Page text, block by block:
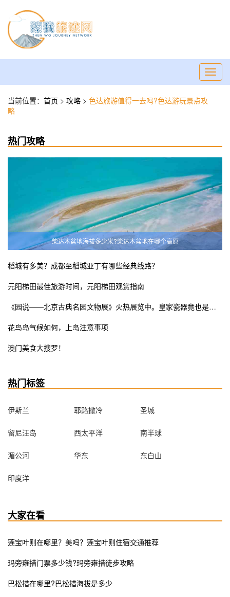
当前位置： 首页 > 攻略 > 色达旅游值得一去吗?色达游玩景点攻
略
热门攻略
柴达木盆地海拔多少米?柴达木盆地在哪个高原
稻城有多美？成都至稻城亚丁有哪些经典线路？
元阳梯田最佳旅游时间，元阳梯田观赏指南
《园说——北京古典名园文物展》火热展览中。皇家瓷器竟也是少女粉ins风？错过这次展览遗憾终生
花鸟岛气候如何，上岛注意事项
澳门美食大搜罗！
热门标签
伊斯兰 耶路撒冷 圣城
留尼汪岛 西太平洋 南半球
湄公河 华东 东白山
印度洋
大家在看
莲宝叶则在哪里？美吗？莲宝叶则住宿交通推荐
玛旁雍措门票多少钱?玛旁雍措徒步攻略
巴松措在哪里?巴松措海拔是多少